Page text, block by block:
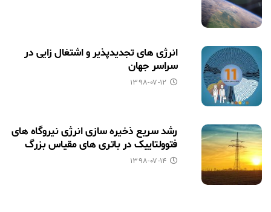
انرژی های تجدیدپذیر و اشتغال زایی در
سراسر جهان
۱۳۹۸-۰۷-۱۲
رشد سریع ذخیره سازی انرژی نیروگاه های
فتوولتاییک در باتری های مقیاس بزرگ
۱۳۹۸-۰۷-۱۴